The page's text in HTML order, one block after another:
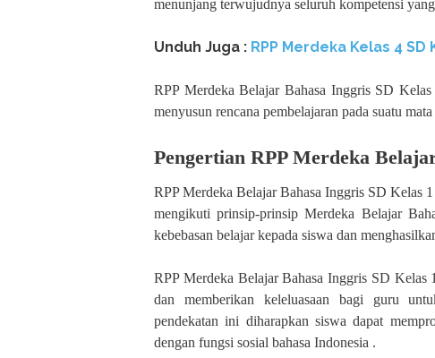
menunjang terwujudnya seluruh kompetensi
Unduh Juga : RPP Merdeka Kelas 4
RPP Merdeka Belajar Bahasa Inggris SD
menyusun rencana pembelajaran pada suatu
Pengertian RPP Merdeka
RPP Merdeka Belajar Bahasa Inggris SD Kelas
mengikuti prinsip-prinsip Merdeka Belajar
kebebasan belajar kepada siswa dan
RPP Merdeka Belajar Bahasa Inggris SD Kelas
dan memberikan keleluasaan bagi guru
pendekatan ini diharapkan siswa dapat
dengan fungsi sosial bahasa Indonesia .